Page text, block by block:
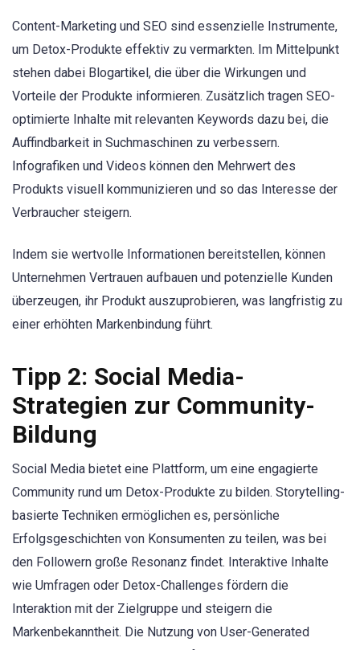
Content-Marketing und SEO sind essenzielle Instrumente,
um Detox-Produkte effektiv zu vermarkten. Im Mittelpunkt
stehen dabei Blogartikel, die über die Wirkungen und
Vorteile der Produkte informieren. Zusätzlich tragen SEO-
optimierte Inhalte mit relevanten Keywords dazu bei, die
Auffindbarkeit in Suchmaschinen zu verbessern.
Infografiken und Videos können den Mehrwert des
Produkts visuell kommunizieren und so das Interesse der
Verbraucher steigern.
Indem sie wertvolle Informationen bereitstellen, können
Unternehmen Vertrauen aufbauen und potenzielle Kunden
überzeugen, ihr Produkt auszuprobieren, was langfristig zu
einer erhöhten Markenbindung führt.
Tipp 2: Social Media-
Strategien zur Community-
Bildung
Social Media bietet eine Plattform, um eine engagierte
Community rund um Detox-Produkte zu bilden. Storytelling-
basierte Techniken ermöglichen es, persönliche
Erfolgsgeschichten von Konsumenten zu teilen, was bei
den Followern große Resonanz findet. Interaktive Inhalte
wie Umfragen oder Detox-Challenges fördern die
Interaktion mit der Zielgruppe und steigern die
Markenbekanntheit. Die Nutzung von User-Generated